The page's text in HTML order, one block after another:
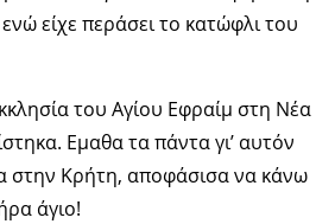
είχε περάσει το κατώφλι του
του Αγίου Εφραίμ στη Νέα
Εμαθα τα πάντα γι’ αυτόν
στην Κρήτη, αποφάσισα να κάνω
άγιο!